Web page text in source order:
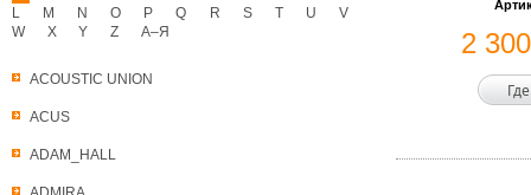
ACOUSTIC UNION
ACUS
ADAM_HALL
L
M N O P Q R S T U
V
W
X Y Z А–Я 2